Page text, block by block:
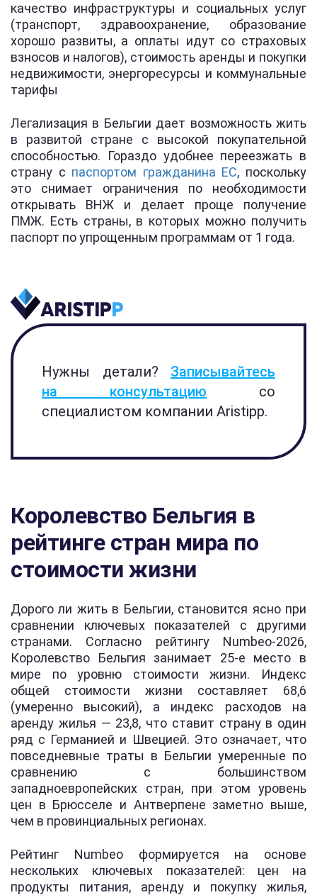
качество инфраструктуры и социальных услуг
(транспорт, здравоохранение, образование
хорошо развиты, а оплаты идут со страховых
взносов и налогов), стоимость аренды и покупки
недвижимости, энергоресурсы и коммунальные
тарифы
Легализация в Бельгии дает возможность жить
в развитой стране с высокой покупательной
способностью. Гораздо удобнее переезжать в
страну с паспортом гражданина ЕС, поскольку
это снимает ограничения по необходимости
открывать ВНЖ и делает проще получение
ПМЖ. Есть страны, в которых можно получить
паспорт по упрощенным программам от 1 года.
Нужны детали? Записывайтесь
на консультацию со
специалистом компании Aristipp.
Королевство Бельгия в
рейтинге стран мира по
стоимости жизни
Дорого ли жить в Бельгии, становится ясно при
сравнении ключевых показателей с другими
странами. Согласно рейтингу Numbeo-2026,
Королевство Бельгия занимает 25-е место в
мире по уровню стоимости жизни. Индекс
общей стоимости жизни составляет 68,6
(умеренно высокий), а индекс расходов на
аренду жилья — 23,8, что ставит страну в один
ряд с Германией и Швецией. Это означает, что
повседневные траты в Бельгии умеренные по
сравнению с большинством
западноевропейских стран, при этом уровень
цен в Брюсселе и Антверпене заметно выше,
чем в провинциальных регионах.
Рейтинг Numbeo формируется на основе
нескольких ключевых показателей: цен на
продукты питания, аренду и покупку жилья,